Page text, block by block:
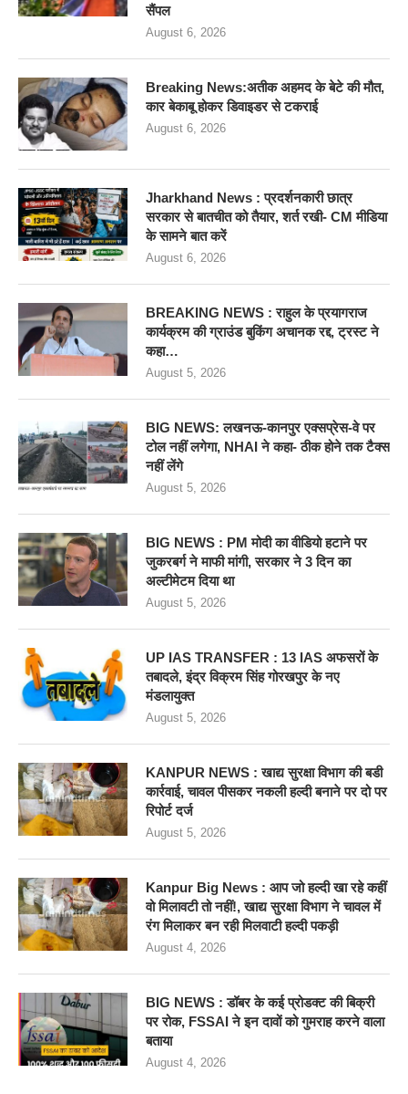
सैंपल
August 6, 2026
Breaking News:अतीक अहमद के बेटे की मौत,
कार बेकाबू होकर डिवाइडर से टकराई
August 6, 2026
Jharkhand News : प्रदर्शनकारी छात्र
सरकार से बातचीत को तैयार, शर्त रखी- CM मीडिया
के सामने बात करें
August 6, 2026
BREAKING NEWS : राहुल के प्रयागराज
कार्यक्रम की ग्राउंड बुकिंग अचानक रद्द, ट्रस्ट ने
कहा…
August 5, 2026
BIG NEWS: लखनऊ-कानपुर एक्सप्रेस-वे पर
टोल नहीं लगेगा, NHAI ने कहा- ठीक होने तक टैक्स
नहीं लेंगे
August 5, 2026
BIG NEWS : PM मोदी का वीडियो हटाने पर
जुकरबर्ग ने माफी मांगी, सरकार ने 3 दिन का
अल्टीमेटम दिया था
August 5, 2026
UP IAS TRANSFER : 13 IAS अफसरों के
तबादले, इंद्र विक्रम सिंह गोरखपुर के नए
मंडलायुक्त
August 5, 2026
KANPUR NEWS : खाद्य सुरक्षा विभाग की बडी
कार्रवाई, चावल पीसकर नकली हल्दी बनाने पर दो पर
रिपोर्ट दर्ज
August 5, 2026
Kanpur Big News : आप जो हल्दी खा रहे कहीं
वो मिलावटी तो नहीं!, खाद्य सुरक्षा विभाग ने चावल में
रंग मिलाकर बन रही मिलवाटी हल्दी पकड़ी
August 4, 2026
BIG NEWS : डॉबर के कई प्रोडक्ट की बिक्री
पर रोक, FSSAI ने इन दावों को गुमराह करने वाला
बताया
August 4, 2026